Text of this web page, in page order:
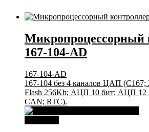
Микропроцессорный
167-104-AD
167-104-AD
167-104 без 4 каналов ЦАП
Flash 256Kb; АЦП 10 бит; АЦП 12
CAN; RTC).